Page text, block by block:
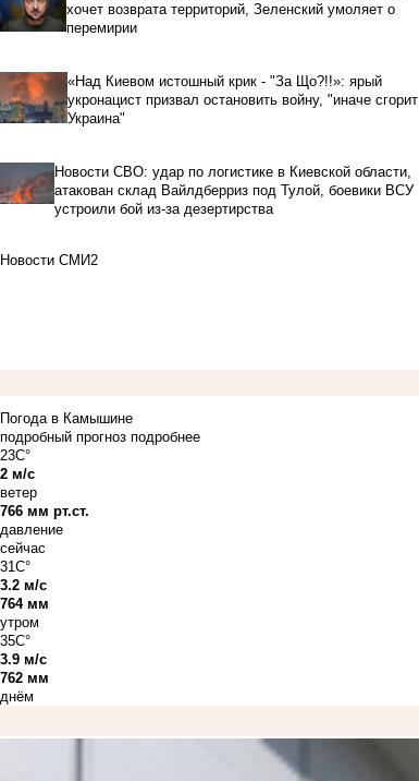
хочет возврата территорий, Зеленский умоляет о
перемирии
«Над Киевом истошный крик - "За Що?!!»: ярый
укронацист призвал остановить войну, "иначе сгорит
Украина"
Новости СВО: удар по логистике в Киевской области,
атакован склад Вайлдберриз под Тулой, боевики ВСУ
устроили бой из-за дезертирства
Новости СМИ2
Погода в Камышине
подробный прогноз подробнее
23C°
2 м/с
ветер
766 мм рт.ст.
давление
сейчас
31C°
3.2 м/с
764 мм
утром
35C°
3.9 м/с
762 мм
днём